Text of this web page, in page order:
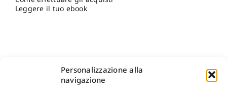
Personalizzazione alla
navigazione
Leggere il tuo ebook